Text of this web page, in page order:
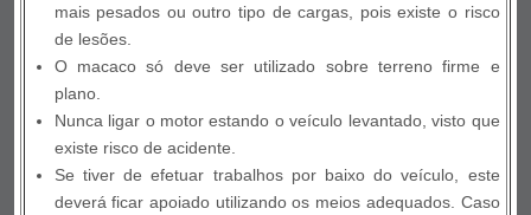
mais pesados ou outro tipo de cargas, pois existe o risco
de lesões.
O macaco só deve ser utilizado sobre terreno firme e
plano.
Nunca ligar o motor estando o veículo levantado, visto que
existe risco de acidente.
Se tiver de efetuar trabalhos por baixo do veículo, este
deverá ficar apoiado utilizando os meios adequados. Caso